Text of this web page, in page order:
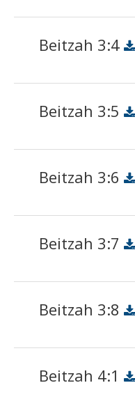
Beitzah 3:4
Beitzah 3:5
Beitzah 3:6
Beitzah 3:7
Beitzah 3:8
Beitzah 4:1